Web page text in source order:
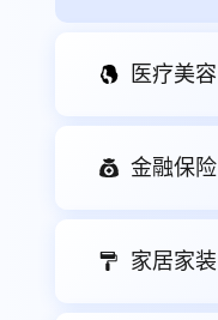
医疗美容
金融保险
家居家装